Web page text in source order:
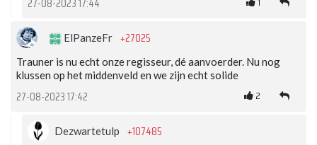
27-08-2023 17:44
ElPanzeFr +27025
Trauner is nu echt onze regisseur, dé aanvoerder. Nu nog
klussen op het middenveld en we zijn echt solide
27-08-2023 17:42 2
Dezwartetulp +107485